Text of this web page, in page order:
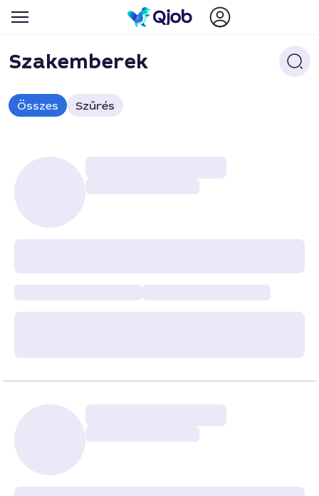
Szakemberek
Összes Szűrés